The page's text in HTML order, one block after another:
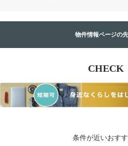
物件情報ページの
CHECK
条件が近いおす